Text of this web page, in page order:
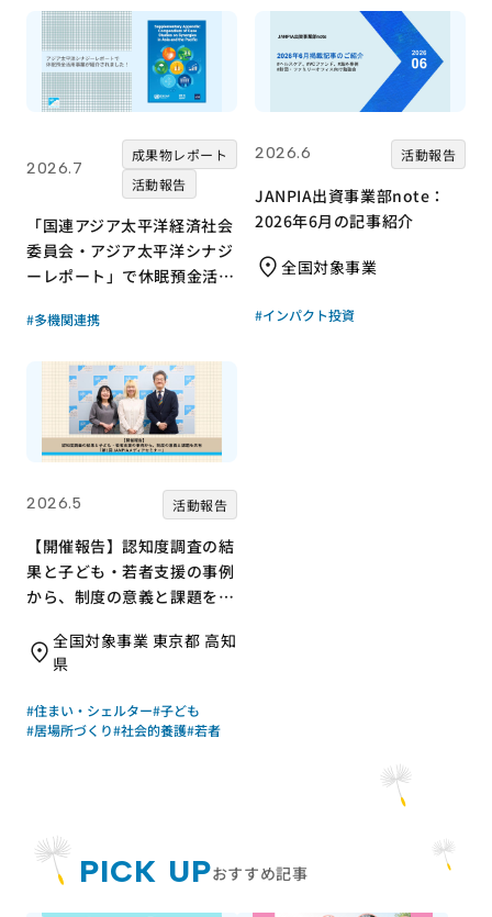
PICK UPおすすめ記事
2026.7
成果物レポート
活動報告
「国連アジア太平洋経済社会
委員会・アジア太平洋シナジ
ーレポート」で休眠預金活用
果物レポート
#多機関連携
2026.6 活動報告
JANPIA出資事業部note：
2026年6月の記事紹介
全国対象事業
#インパクト投資
2026.5 活動報告
【開催報告】認知度調査の結
果と子ども・若者支援の事例
から、制度の意義と課題を共
セミナー」
全国対象事業 東京都 高知
県
#住まい・シェルター#子ども
#居場所づくり#社会的養護#若者